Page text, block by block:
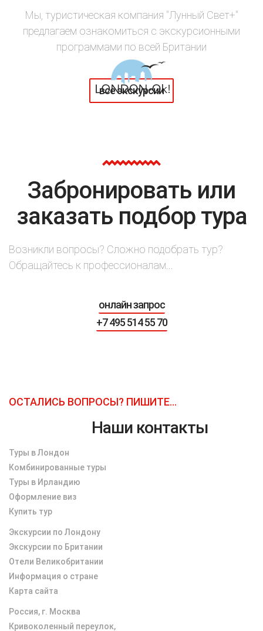
Мы, туристическая компания "Лунный Свет+"
предлагаем ознакомиться с экскурсионными
программами по всей Британии
все экскурсии
Забронировать или
заказать подбор тура
Возникли вопросы? Сложно подобрать тур?
Обращайтесь к профессионалам...
онлайн запрос
+7 495 514 55 70
ОСТАЛИСЬ ВОПРОСЫ? ПИШИТЕ...
Наши контакты
Туры в Лондон
Комбинированные туры
Туры в Ирландию
Оформление виз
Купить тур
Экскурсии по Лондону
Экскурсии по Британии
Отели Великобритании
Информация о стране
Карта сайта
Россия, г. Москва
Кривоколенный переулок,